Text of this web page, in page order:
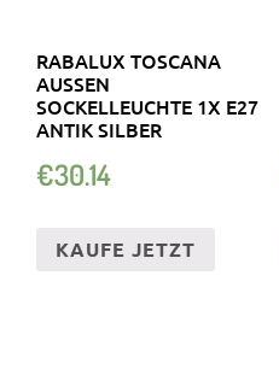
RABALUX TOSCANA
AUSSEN S
OCKELLEUCHTE 1X E27 A
NTIK SILBER
€30.14
KAUFE JETZT